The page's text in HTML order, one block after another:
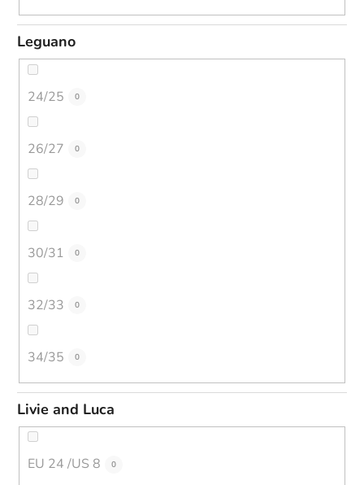
Leguano
24/25 0
26/27 0
28/29 0
30/31 0
32/33 0
34/35 0
Livie and Luca
EU 24 /US 8 0